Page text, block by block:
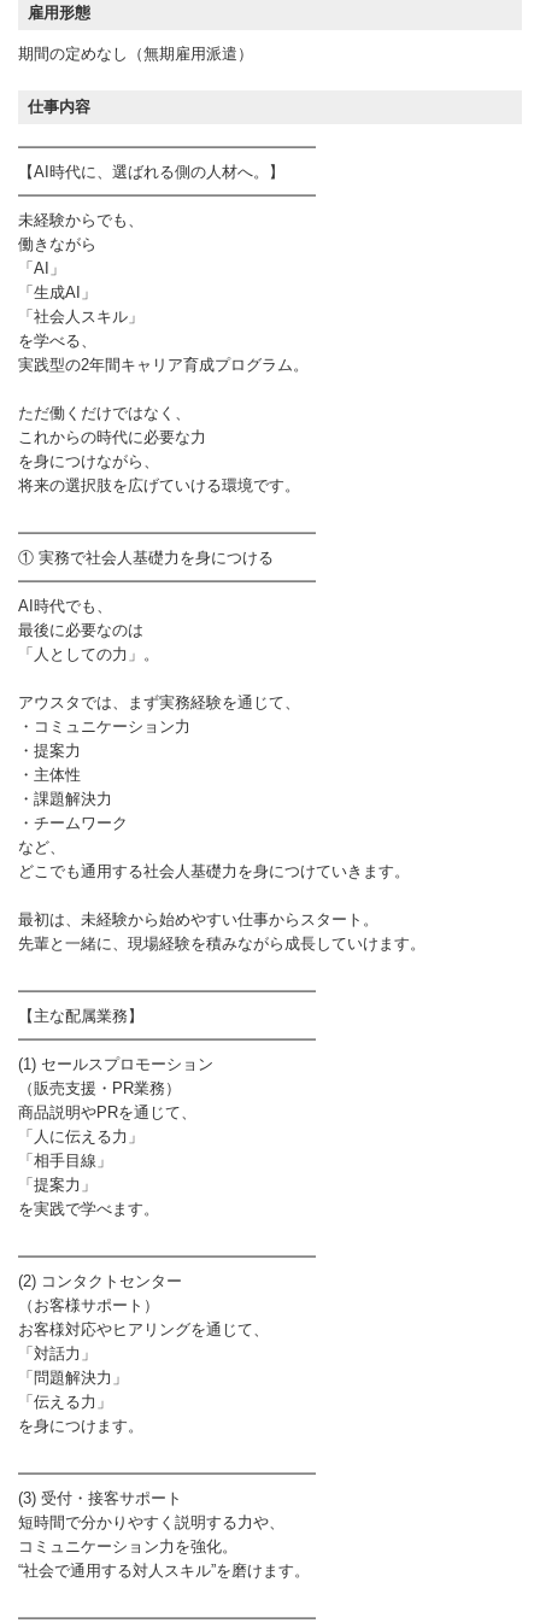
雇用形態
期間の定めなし（無期雇用派遣）
仕事内容
━━━━━━━━━━━━━━━━━━━
【AI時代に、選ばれる側の人材へ。】
━━━━━━━━━━━━━━━━━━━
未経験からでも、
働きながら
「AI」
「生成AI」
「社会人スキル」
を学べる、
実践型の2年間キャリア育成プログラム。
ただ働くだけではなく、
これからの時代に必要な力
を身につけながら、
将来の選択肢を広げていける環境です。
━━━━━━━━━━━━━━━━━━━
① 実務で社会人基礎力を身につける
━━━━━━━━━━━━━━━━━━━
AI時代でも、
最後に必要なのは
「人としての力」。
アウスタでは、まず実務経験を通じて、
・コミュニケーション力
・提案力
・主体性
・課題解決力
・チームワーク
など、
どこでも通用する社会人基礎力を身につけていきます。
最初は、未経験から始めやすい仕事からスタート。
先輩と一緒に、現場経験を積みながら成長していけます。
━━━━━━━━━━━━━━━━━━━
【主な配属業務】
━━━━━━━━━━━━━━━━━━━
(1) セールスプロモーション
（販売支援・PR業務）
商品説明やPRを通じて、
「人に伝える力」
「相手目線」
「提案力」
を実践で学べます。
━━━━━━━━━━━━━━━━━━━
(2) コンタクトセンター
（お客様サポート）
お客様対応やヒアリングを通じて、
「対話力」
「問題解決力」
「伝える力」
を身につけます。
━━━━━━━━━━━━━━━━━━━
(3) 受付・接客サポート
短時間で分かりやすく説明する力や、
コミュニケーション力を強化。
“社会で通用する対人スキル”を磨けます。
━━━━━━━━━━━━━━━━━━━